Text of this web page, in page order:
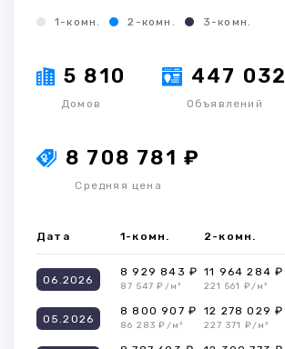
1-комн. 2-комн. 3-комн.
5 810
Домов
447 032
Объявлений
8 708 781 ₽
Средняя цена
Дата 1-комн. 2-комн.
06.2026
8 929 843 ₽
87 547 ₽/м²
11 964 284 ₽
221 561 ₽/м²
05.2026
8 800 907 ₽
86 283 ₽/м²
12 278 029 ₽
227 371 ₽/м²